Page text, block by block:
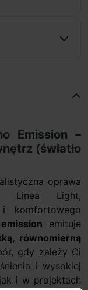
Emission –
(światło
oprawa
Linea Light,
komfortowego
emituje
równomierną
gdy zależy Ci
i wysokiej
i w projektach